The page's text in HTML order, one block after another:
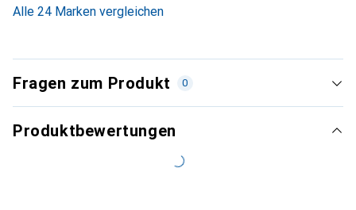
Alle 24 Marken vergleichen
Fragen zum Produkt 0
Produktbewertungen